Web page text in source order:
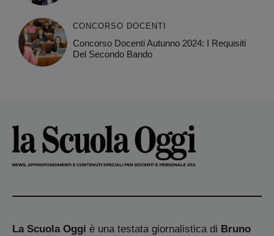
CONCORSO DOCENTI
Concorso Docenti Autunno 2024: I Requisiti
Del Secondo Bando
La Scuola Oggi è una testata giornalistica di Bruno